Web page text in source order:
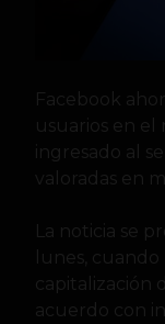
Facebook
usuarios en el
ingresado al
valoradas en
La noticia se
lunes,
capitalización
acuerdo con